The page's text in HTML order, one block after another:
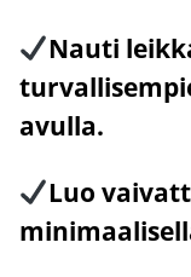
Nauti
avulla.
Luo